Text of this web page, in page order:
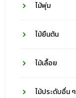
ไม้พุ่ม
ไม้ยืนต้น
ไม้เลื้อย
ไม้ประดับอื่น ๆ